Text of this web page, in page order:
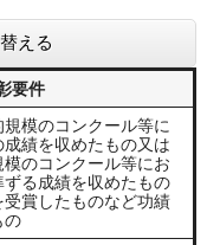
える
要件
模のコンクール等に
績を収めたもの又は
のコンクール等にお
る成績を収めたもの
賞したものなど功績
の